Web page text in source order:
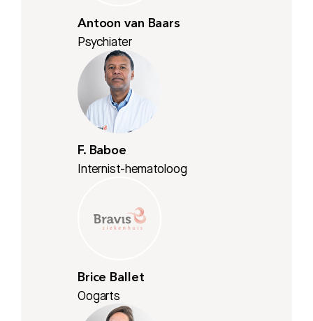
Antoon van Baars
Psychiater
F. Baboe
Internist-hematoloog
Brice Ballet
Oogarts